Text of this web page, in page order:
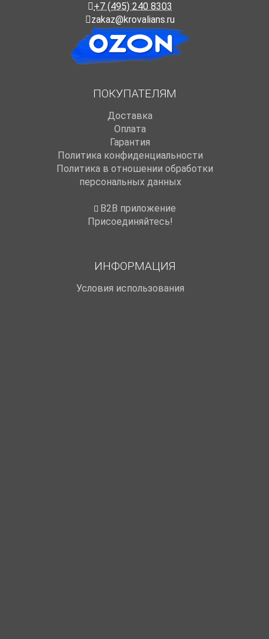
+7 (495) 240 8303
zakaz@krovalians.ru
ПОКУПАТЕЛЯМ
Доставка
Оплата
Гарантия
Политика конфиденциальности
Политика в отношении обработки
персональных данных
B2B приложение
Присоединяйтесь!
ИНФОРМАЦИЯ
Условия использования